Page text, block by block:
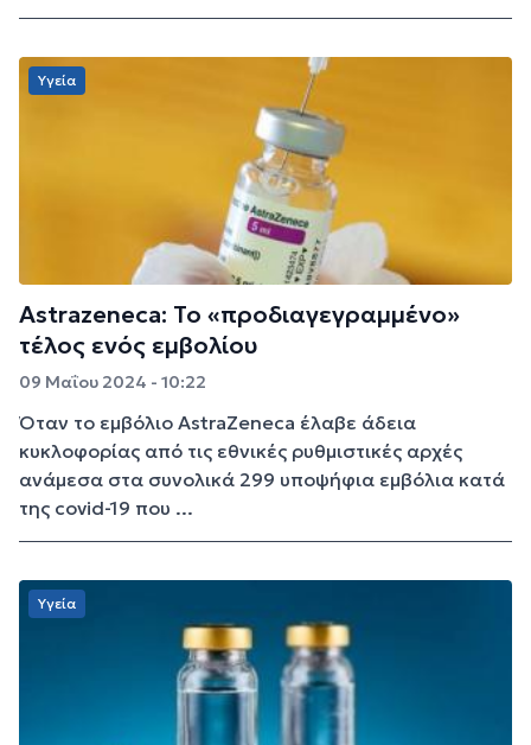
Υγεία
Astrazeneca: Το «προδιαγεγραμμένο»
τέλος ενός εμβολίου
09 Μαΐου 2024 - 10:22
Όταν το εμβόλιο AstraZeneca έλαβε άδεια
κυκλοφορίας από τις εθνικές ρυθμιστικές αρχές
ανάμεσα στα συνολικά 299 υποψήφια εμβόλια κατά
της covid-19 που ...
Υγεία